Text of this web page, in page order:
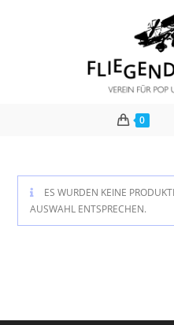
0
ES WURDEN KEINE
AUSWAHL ENTSPRECHEN.